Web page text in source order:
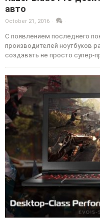
авто
October 21, 2016
С появлением последнего
производителей ноутбуков
создавать не просто супер-